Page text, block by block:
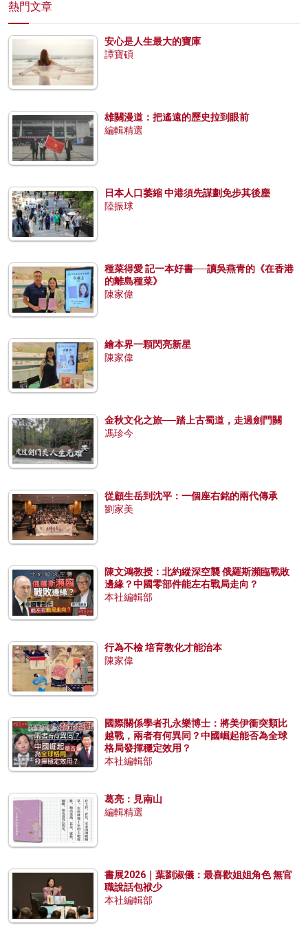
熱門文章
安心是人生最大的寶庫
譚寶碩
雄關漫道：把遙遠的歷史拉到眼前
編輯精選
日本人口萎縮 中港須先謀劃免步其後塵
陸振球
種菜得愛 記一本好書──讀吳燕青的《在香港
的離島種菜》
陳家偉
繪本界一顆閃亮新星
陳家偉
金秋文化之旅──踏上古蜀道，走過劍門關
馮珍今
從顧生岳到沈平：一個座右銘的兩代傳承
劉家美
陳文鴻教授：北約縱深空襲 俄羅斯瀕臨戰敗
邊緣？中國零部件能左右戰局走向？
本社編輯部
行為不檢 培育教化才能治本
陳家偉
國際關係學者孔永樂博士：將美伊衝突類比
越戰，兩者有何異同？中國崛起能否為全球
格局發揮穩定效用？
本社編輯部
葛亮：見南山
編輯精選
書展2026｜葉劉淑儀：最喜歡姐姐角色 無官
職說話包袱少
本社編輯部